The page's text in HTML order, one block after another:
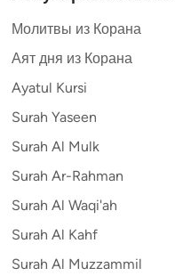
Молитвы из Корана
Аят дня из Корана
Ayatul Kursi
Surah Yaseen
Surah Al Mulk
Surah Ar-Rahman
Surah Al Waqi'ah
Surah Al Kahf
Surah Al Muzzammil